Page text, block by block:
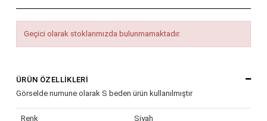
Geçici olarak stoklarımızda bulunmamaktadır.
ÜRÜN ÖZELLIKLERI
Görselde numune olarak S beden ürün kullanılmıştır
Renk Siyah